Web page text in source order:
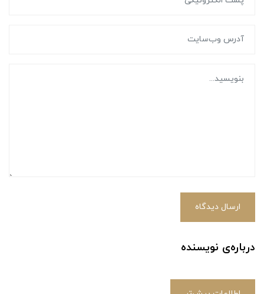
ارسال دیدگاه
درباره‌ی نویسنده